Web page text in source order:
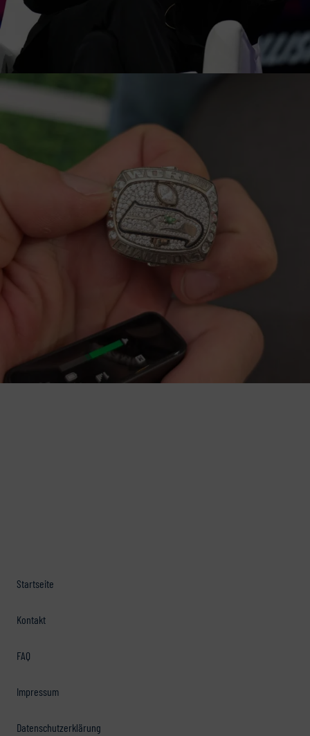
Startseite
Kontakt
FAQ
Impressum
Datenschutzerklärung